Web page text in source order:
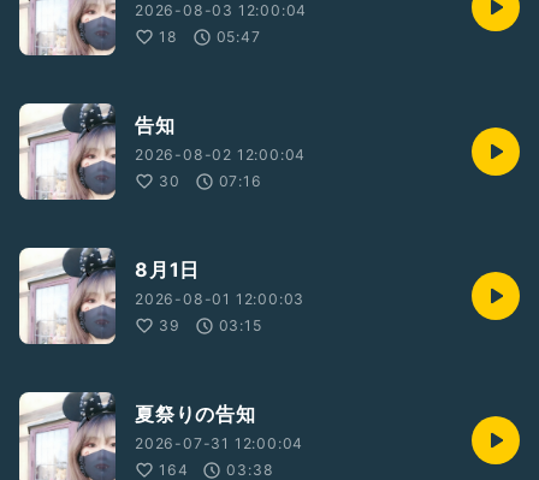
2026-08-03 12:00:04
18
05:47
告知
2026-08-02 12:00:04
30
07:16
8月1日
2026-08-01 12:00:03
39
03:15
夏祭りの告知
2026-07-31 12:00:04
164
03:38